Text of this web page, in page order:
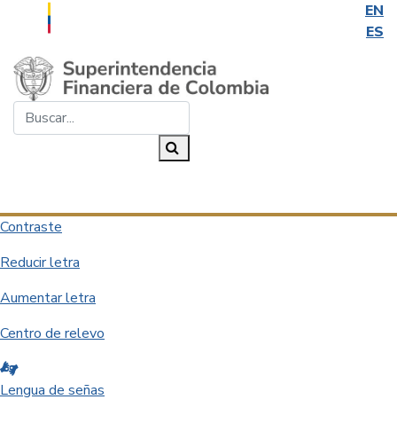
EN
ES
Saltar al contenido principal
Contraste
Reducir letra
Aumentar letra
Centro de relevo
Lengua de señas